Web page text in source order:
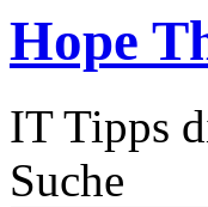
Hope
IT Tipps
Suche